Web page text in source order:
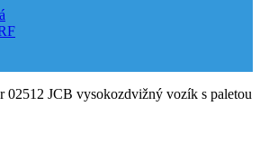
02512 JCB vysokozdvižný vozík s paletou